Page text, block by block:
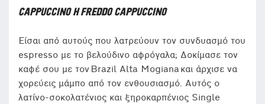
CAPPUCCINO Η FREDDO CAPPUCCINO
Είσαι από αυτούς που λατρεύουν τον συνδυασμό του
espresso με το βελούδινο αφρόγαλα; Δοκίμασε τον
καφέ σου με τον Brazil Alta Mogiana και άρχισε να
χορεύεις μάμπο από τον ενθουσιασμό. Αυτός ο
λατίνο-σοκολατένιος και ξηροκαρπένιος Single